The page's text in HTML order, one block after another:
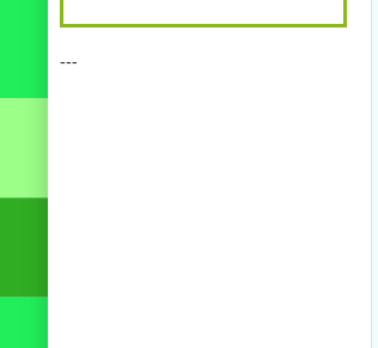
Encoder 2026
151.0.7922.109
---